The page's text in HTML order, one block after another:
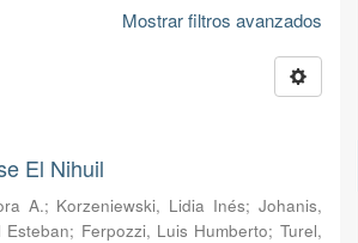
Mostrar filtros avanzados
El Nihuil
A.; Korzeniewski, Lidia Inés; Johanis,
Esteban; Ferpozzi, Luis Humberto; Turel,